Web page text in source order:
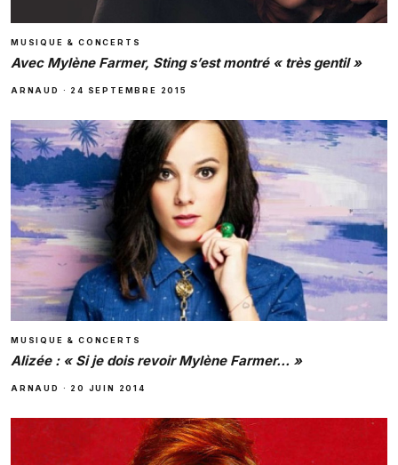
MUSIQUE & CONCERTS
Avec Mylène Farmer, Sting s’est montré « très gentil »
ARNAUD · 24 SEPTEMBRE 2015
MUSIQUE & CONCERTS
Alizée : « Si je dois revoir Mylène Farmer… »
ARNAUD · 20 JUIN 2014